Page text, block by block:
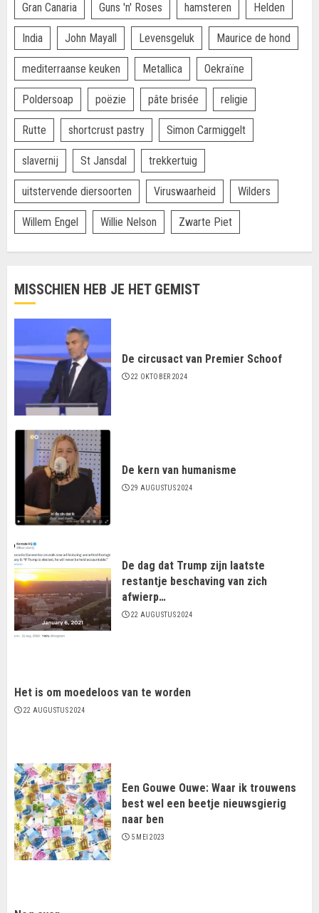
Gran Canaria Guns 'n' Roses hamsteren Helden
India John Mayall Levensgeluk Maurice de hond
mediterraanse keuken Metallica Oekraïne
Poldersoap poëzie pâte brisée religie
Rutte shortcrust pastry Simon Carmiggelt
slavernij St Jansdal trekkertuig
uitstervende diersoorten Viruswaarheid Wilders
Willem Engel Willie Nelson Zwarte Piet
MISSCHIEN HEB JE HET GEMIST
De circusact van Premier Schoof
22 OKTOBER 2024
De kern van humanisme
29 AUGUSTUS 2024
De dag dat Trump zijn laatste
restantje beschaving van zich
afwierp…
22 AUGUSTUS 2024
Het is om moedeloos van te worden
22 AUGUSTUS 2024
Een Gouwe Ouwe: Waar ik trouwens
best wel een beetje nieuwsgierig
naar ben
5 MEI 2023